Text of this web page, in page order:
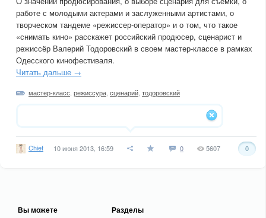
работе с молодыми актерами и заслуженными артистами, о
творческом тандеме «режиссер-оператор» и о том, что такое
«снимать кино» расскажет российский продюсер, сценарист и
режиссёр Валерий Тодоровский в своем мастер-классе в рамках
Одесского кинофестиваля.
Читать дальше →
мастер-класс режиссура сценарий тодоровский
Chief 10 июня 2013, 16:59 0 0
5607
Вы можете Разделы